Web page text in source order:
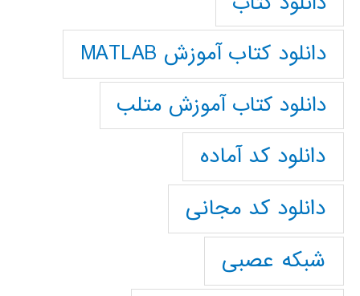
دانلود کتاب آموزش MATLAB
دانلود کتاب آموزش متلب
دانلود کد آماده
دانلود کد مجانی
شبکه عصبی